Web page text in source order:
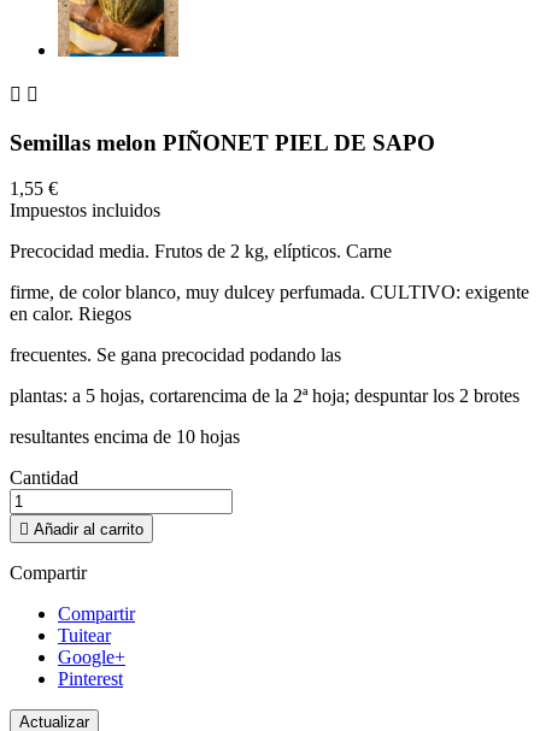
 
Semillas melon PIÑONET PIEL DE SAPO
1,55 €
Impuestos incluidos
Precocidad media. Frutos de 2 kg, elípticos. Carne
firme, de color blanco, muy dulcey perfumada. CULTIVO: exigente
en calor. Riegos
frecuentes. Se gana precocidad podando las
plantas: a 5 hojas, cortarencima de la 2ª hoja; despuntar los 2 brotes
resultantes encima de 10 hojas
Cantidad
 Añadir al carrito
Compartir
Compartir
Tuitear
Google+
Pinterest